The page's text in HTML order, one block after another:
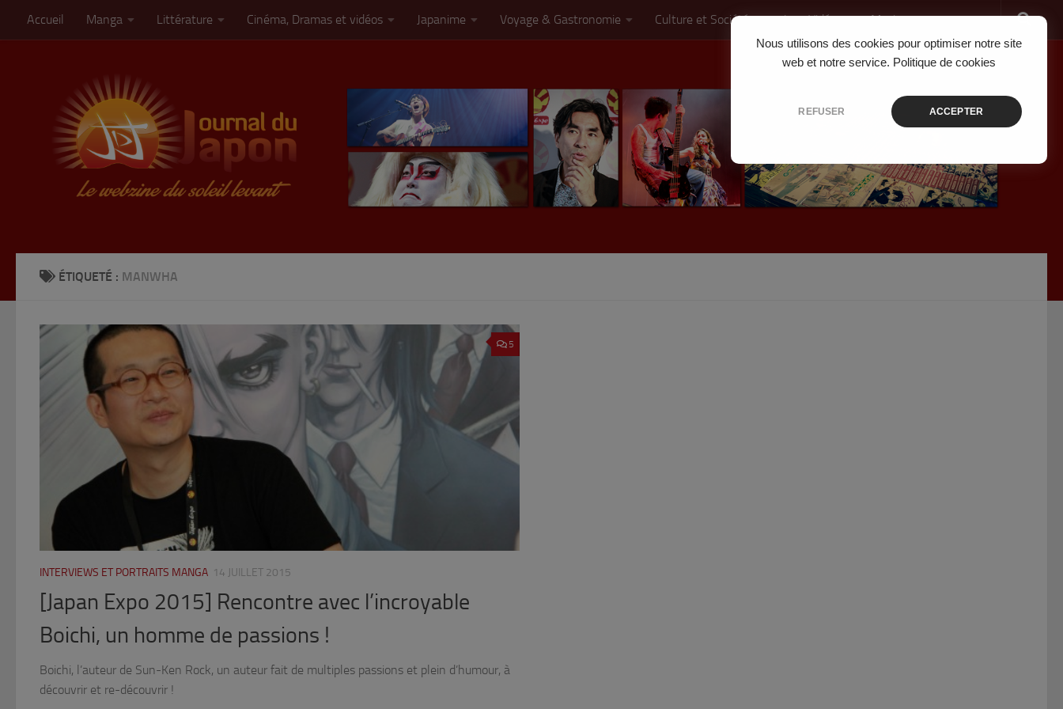
Nous utilisons des cookies pour optimiser notre site
web et notre service. Politique de cookies
REFUSER ACCEPTER
Skip to content
Accueil Manga Littérature Cinéma, Dramas et vidéos Japanime Voyage & Gastronomie Culture et Société Jeux Vidéo Musique
ÉTIQUETÉ : MANWHA
5
INTERVIEWS ET PORTRAITS MANGA 14 JUILLET 2015
[Japan Expo 2015] Rencontre avec l’incroyable
Boichi, un homme de passions !
Boichi, l’auteur de Sun-Ken Rock, un auteur fait de multiples passions et plein d’humour, à
découvrir et re-découvrir !